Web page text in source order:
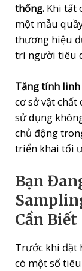
thống. Khi tất
một mẫu
thương hiệu
trí người tiêu
Tăng tính
cơ sở vật
sử dụng
chủ động
triển khai tối
Bạn
Cần Biết
Trước khi đặt
có một số